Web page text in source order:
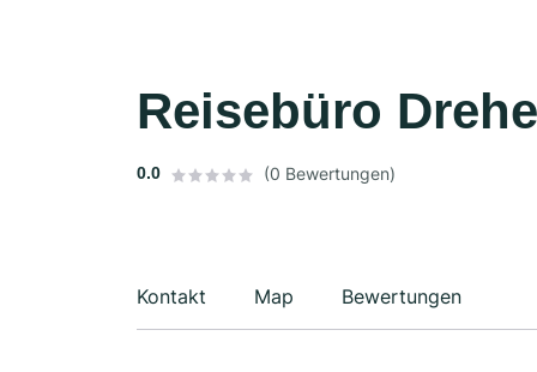
Reisebüro
0.0 (0 Bewertungen)
Kontakt Map Bewertungen